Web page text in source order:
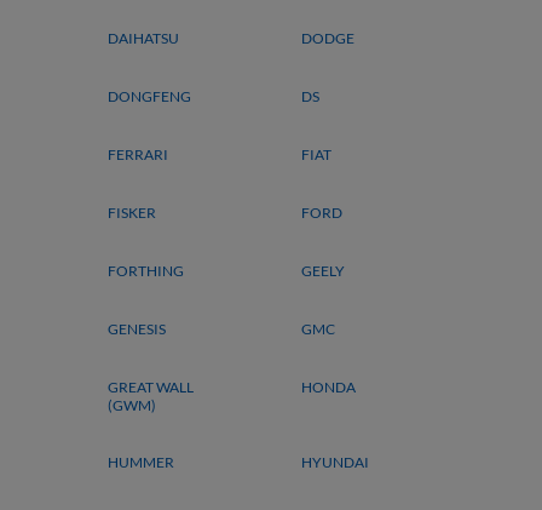
DAIHATSU DODGE
DONGFENG DS
FERRARI FIAT
FISKER FORD
FORTHING GEELY
GENESIS GMC
GREAT WALL
(GWM)
HONDA
HUMMER HYUNDAI